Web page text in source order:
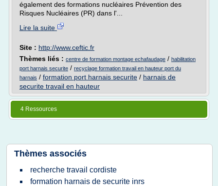
également des formations nucléaires Prévention des
Risques Nucléaires (PR) dans l'...
Lire la suite
Site : http://www.ceftic.fr
Thèmes liés : centre de formation montage echafaudage / habilitation
port harnais securite / recyclage formation travail en hauteur port du
harnais / formation port harnais securite / harnais de
securite travail en hauteur
4 Ressources
Thèmes associés
recherche travail cordiste
formation harnais de securite inrs